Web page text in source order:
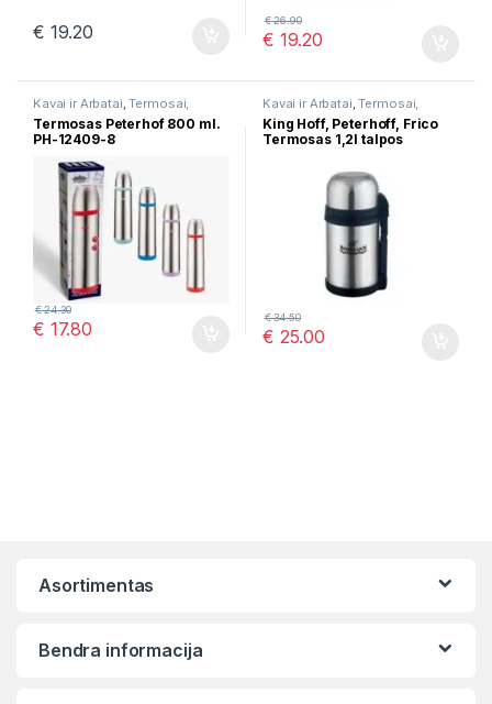
€ 19.20 € 19.20
€26.90
Kavai ir Arbatai,Termosai,
gertuvės
Termosas Peterhof 800 ml.
PH-12409-8
€ 17.80
€24.30
Kavai ir Arbatai,Termosai,
gertuvės
King Hoff, Peterhoff, Frico
Termosas 1,2l talpos
€ 25.00
€34.50
Asortimentas
Bendra informacija